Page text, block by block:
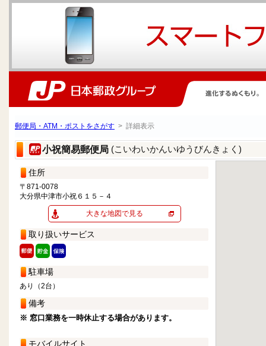
郵便局・ATM・ポストをさがす > 詳細表示
小祝簡易郵便局 (こいわいかんいゆうびんきょく)
住所
〒871-0078
大分県中津市小祝６１５－４
大きな地図で見る
取り扱いサービス
駐車場
あり（2台）
備考
※ 窓口業務を一時休止する場合があります。
モバイルサイト